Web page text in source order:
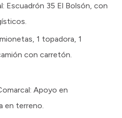
Escuadrón 35 El Bolsón, con
1 topadora, 1
con carretón.
Apoyo en
en terreno.